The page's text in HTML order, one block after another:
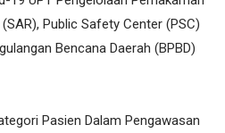
Public Safety Center (PSC)
Bencana Daerah (BPBD)
Pasien Dalam Pengawasan